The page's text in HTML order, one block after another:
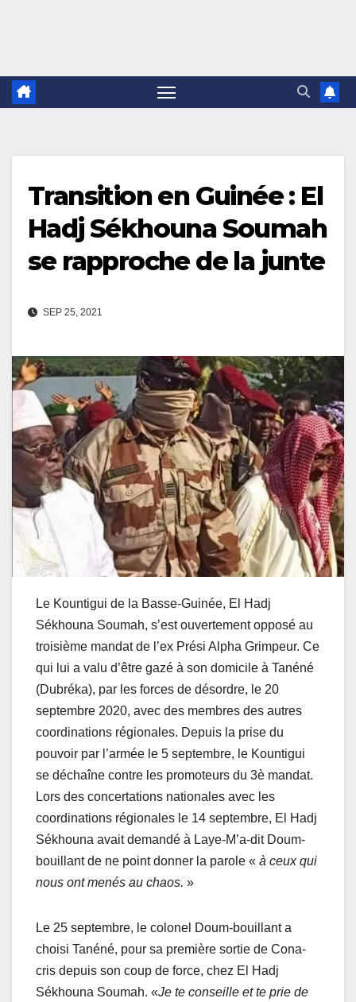
Transition en Guinée : El
Hadj Sékhouna Soumah
se rapproche de la junte
SEP 25, 2021
Le Kountigui de la Basse-Guinée, El Hadj
Sékhouna Soumah, s’est ouvertement opposé au
troisième mandat de l’ex Prési Alpha Grimpeur. Ce
qui lui a valu d’être gazé à son domicile à Tanéné
(Dubréka), par les forces de désordre, le 20
septembre 2020, avec des membres des autres
coordinations régionales. Depuis la prise du
pouvoir par l’armée le 5 septembre, le Kountigui
se déchaîne contre les promoteurs du 3è mandat.
Lors des concertations nationales avec les
coordinations régionales le 14 septembre, El Hadj
Sékhouna avait demandé à Laye-M’a-dit Doum-
bouillant de ne point donner la parole « à ceux qui
nous ont menés au chaos. »
Le 25 septembre, le colonel Doum-bouillant a
choisi Tanéné, pour sa première sortie de Cona-
cris depuis son coup de force, chez El Hadj
Sékhouna Soumah. «Je te conseille et te prie de